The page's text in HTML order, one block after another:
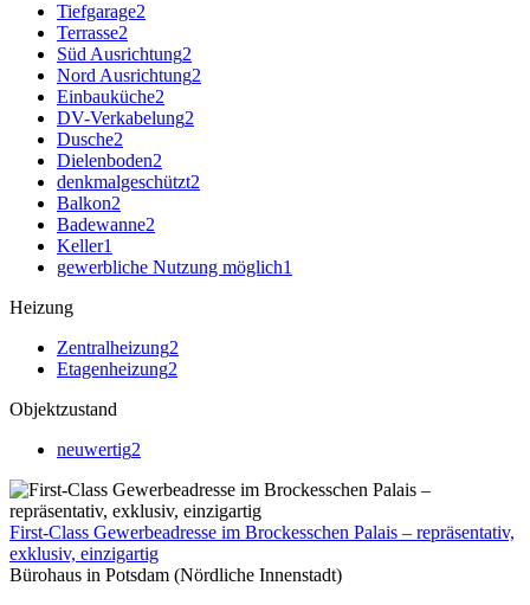
Tiefgarage2
Terrasse2
Süd Ausrichtung2
Nord Ausrichtung2
Einbauküche2
DV-Verkabelung2
Dusche2
Dielenboden2
denkmalgeschützt2
Balkon2
Badewanne2
Keller1
gewerbliche Nutzung möglich1
Heizung
Zentralheizung2
Etagenheizung2
Objektzustand
neuwertig2
First-Class Gewerbeadresse im Brockesschen Palais – repräsentativ,
exklusiv, einzigartig
Bürohaus in Potsdam (Nördliche Innenstadt)